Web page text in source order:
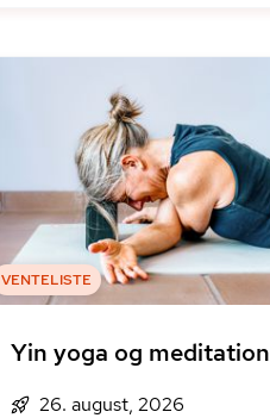
VENTELISTE
Yin yoga og meditation
26. august, 2026